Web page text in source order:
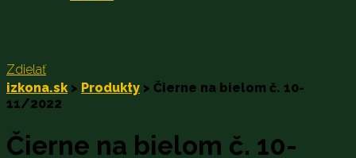
Zdielať
izkona.sk > Produkty > Čierne na bielom č. 10-
11/2022
Čierne na bielom č. 10-